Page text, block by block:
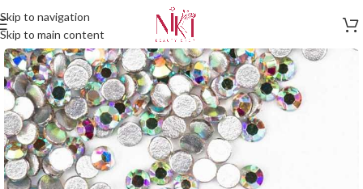
Skip to navigation
Skip to main content